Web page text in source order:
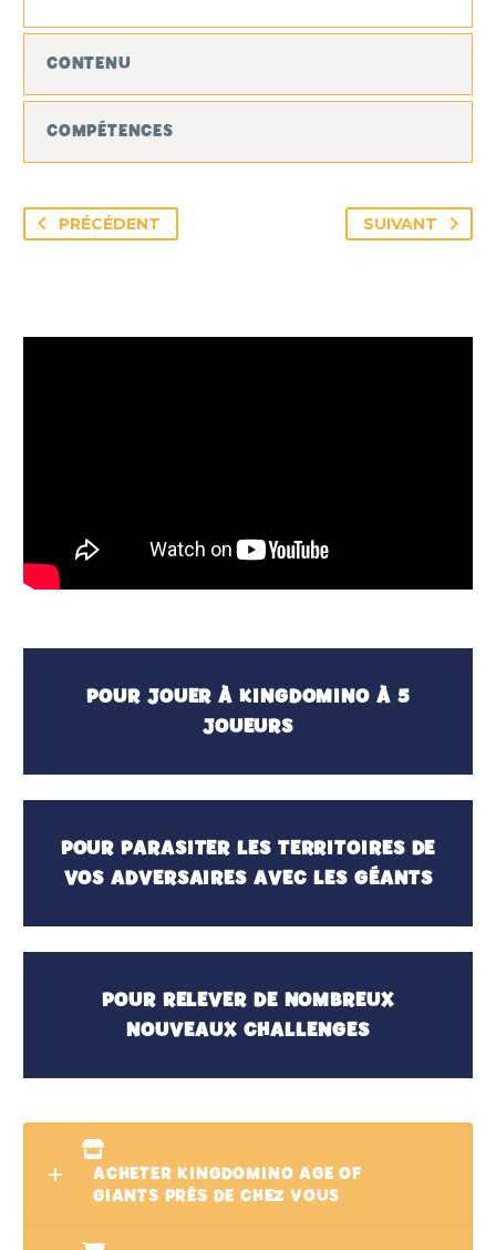
CONTENU
COMPÉTENCES
PRÉCÉDENT SUIVANT
POUR JOUER À KINGDOMINO À 5
JOUEURS
POUR PARASITER LES TERRITOIRES DE
VOS ADVERSAIRES AVEC LES GÉANTS
POUR RELEVER DE NOMBREUX
NOUVEAUX CHALLENGES
ACHETER KINGDOMINO AGE OF
GIANTS PRÈS DE CHEZ VOUS